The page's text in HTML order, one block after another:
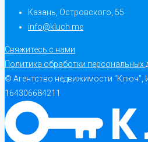
Казань, Островского, 55
info@kluch.me
Свяжитесь с нами
Политика обработки персональных
© Агентство недвижимости "Ключ",
164306684211